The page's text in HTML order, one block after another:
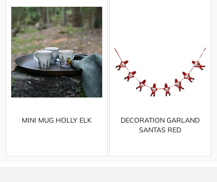
MINI MUG HOLLY ELK
DECORATION GARLAND
SANTAS RED